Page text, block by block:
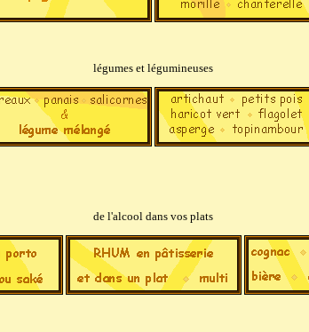
légumes et légumineuses
de l'alcool dans vos plats